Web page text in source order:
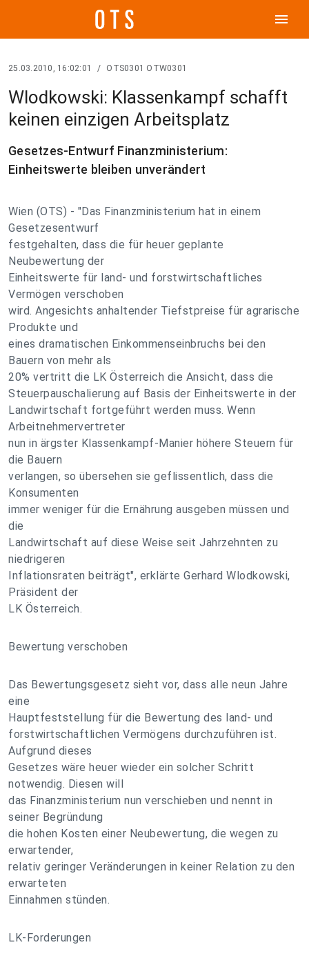
menu
25.03.2010, 16:02:01 / OTS0301 OTW0301
Wlodkowski: Klassenkampf schafft
keinen einzigen Arbeitsplatz
Gesetzes-Entwurf Finanzministerium:
Einheitswerte bleiben unverändert
Wien (OTS) - "Das Finanzministerium hat in einem
Gesetzesentwurf
festgehalten, dass die für heuer geplante
Neubewertung der
Einheitswerte für land- und forstwirtschaftliches
Vermögen verschoben
wird. Angesichts anhaltender Tiefstpreise für agrarische
Produkte und
eines dramatischen Einkommenseinbruchs bei den
Bauern von mehr als
20% vertritt die LK Österreich die Ansicht, dass die
Steuerpauschalierung auf Basis der Einheitswerte in der
Landwirtschaft fortgeführt werden muss. Wenn
Arbeitnehmervertreter
nun in ärgster Klassenkampf-Manier höhere Steuern für
die Bauern
verlangen, so übersehen sie geflissentlich, dass die
Konsumenten
immer weniger für die Ernährung ausgeben müssen und
die
Landwirtschaft auf diese Weise seit Jahrzehnten zu
niedrigeren
Inflationsraten beiträgt", erklärte Gerhard Wlodkowski,
Präsident der
LK Österreich.
Bewertung verschoben
Das Bewertungsgesetz sieht vor, dass alle neun Jahre
eine
Hauptfeststellung für die Bewertung des land- und
forstwirtschaftlichen Vermögens durchzuführen ist.
Aufgrund dieses
Gesetzes wäre heuer wieder ein solcher Schritt
notwendig. Diesen will
das Finanzministerium nun verschieben und nennt in
seiner Begründung
die hohen Kosten einer Neubewertung, die wegen zu
erwartender,
relativ geringer Veränderungen in keiner Relation zu den
erwarteten
Einnahmen stünden.
LK-Forderungen